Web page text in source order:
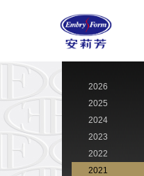
2026
2025
2024
2023
2022
2021